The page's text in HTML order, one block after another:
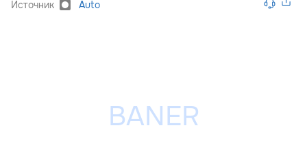
Источник Auto